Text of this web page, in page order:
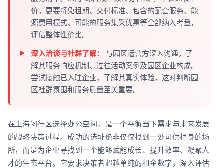
价，更要将免租期、交付标准、包含的配套服务、能
源费用模式、可能的服务集采优惠等全部纳入考量，
评估整体性价比。
深入洽谈与社群了解：
与园区运营方深入沟通，了
解其服务响应机制、过往活动案例及园区企业构成。
尝试接触已入驻企业，了解其真实体验，这对判断园
区社群氛围和服务质量至关重要。
在上海闵行区选择办公空间，是一个平衡当下需求与未来发展
的战略决策过程。成功的选址绝非仅仅找到一处可供栖身的场
所，而是为企业寻找到一个能够赋能成长、提升效率、凝聚人
才的生态平台。它要求决策者超越单纯的租金数字，深入评估